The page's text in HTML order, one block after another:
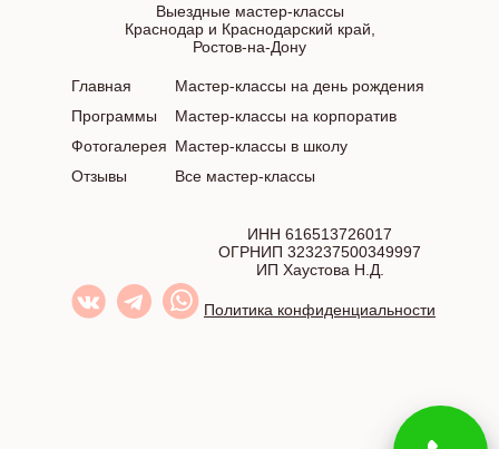
Выездные мастер-классы
Краснодар и Краснодарский край,
Ростов-на-Дону
ИНН 616513726017
ОГРНИП 323237500349997
ИП Хаустова Н.Д.
Политика конфиденциальности
Главная
Программы
Фотогалерея
Отзывы
Мастер-классы на день рождения
Мастер-классы на корпоратив
Мастер-классы в школу
Все мастер-классы